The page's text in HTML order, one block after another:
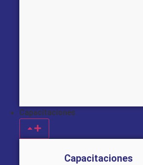
Capacitaciones
Capacitaciones